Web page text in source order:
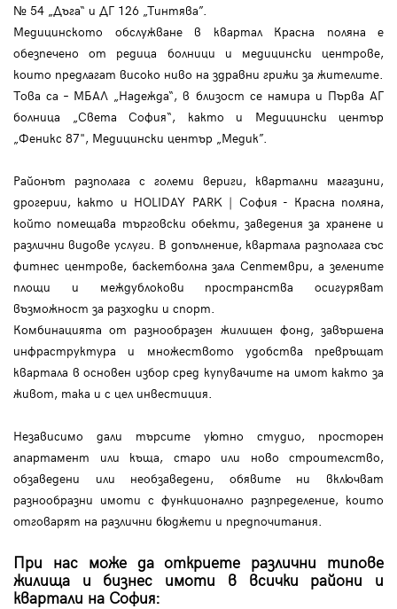
№ 54 „Дъга“ и ДГ 126 „Тинтява”.
Медицинското обслужване в квартал Красна поляна е
обезпечено от редица болници и медицински центрове,
които предлагат високо ниво на здравни грижи за жителите.
Това са – МБАЛ „Надежда“, в близост се намира и Първа АГ
болница „Света София“, както и Медицински център
„Феникс 87", Медицински център „Медик”.
Районът разполага с големи вериги, квартални магазини,
дрогерии, както и HOLIDAY PARK | София - Красна поляна,
който помещава търговски обекти, заведения за хранене и
различни видове услуги. В допълнение, квартала разполага със
фитнес центрове, баскетболна зала Септември, а зелените
площи и междублокови пространства осигуряват
възможност за разходки и спорт.
Комбинацията от разнообразен жилищен фонд, завършена
инфраструктура и множеството удобства превръщат
квартала в основен избор сред купувачите на имот както за
живот, така и с цел инвестиция.
Независимо дали търсите уютно студио, просторен
апартамент или къща, старо или ново строителство,
обзаведени или необзаведени, обявите ни включват
разнообразни имоти с функционално разпределение, които
отговарят на различни бюджети и предпочитания.
При нас може да откриете различни типове
жилища и бизнес имоти в всички райони и
квартали на София: